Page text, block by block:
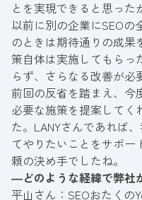
とを実現できると思った
以前に別の企業にSEOの
のときは期待通りの成果
策自体は実施してもらっ
らず、さらなる改善が必
前回の反省を踏まえ、今
必要な施策を提案してく
た。LANYさんであれば
てやりたいことをサポー
頼の決め手でしたね。
―どのような経緯で弊社
平山さん：SEOおたくの